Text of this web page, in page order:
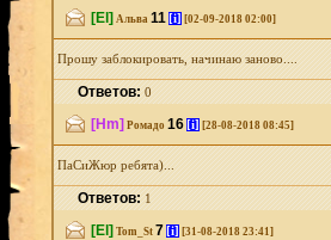
[El] Альва 11 [i] [02-09-2018 02:00]
Прошу заблокировать, начинаю заново....
Ответов:0
[Hm] Ромадо 16 [i] [28-08-2018 08:45]
ПаСиЖюр ребята)...
Ответов:1
[El] Tom_St 7 [i] [31-08-2018 23:41]